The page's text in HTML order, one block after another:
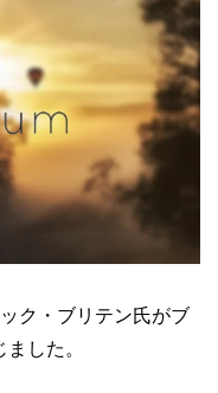
ク・ブリテン氏がブ
した。